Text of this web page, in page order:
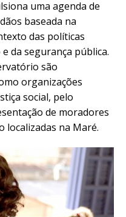
uma agenda de
baseada na
das políticas
da segurança pública.
são
organizações
social, pelo
de moradores
localizadas na Maré.